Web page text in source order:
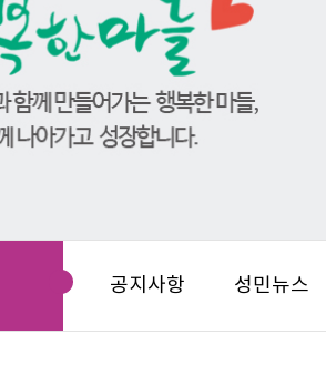
공지사항 성민뉴스